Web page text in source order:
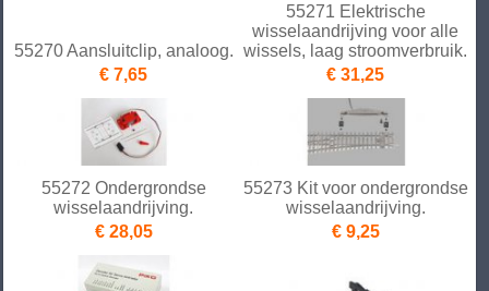
55270 Aansluitclip, analoog.
€ 7,65
55271 Elektrische
wisselaandrijving voor alle
wissels, laag stroomverbruik.
€ 31,25
55272 Ondergrondse
wisselaandrijving.
€ 28,05
55273 Kit voor ondergrondse
wisselaandrijving.
€ 9,25